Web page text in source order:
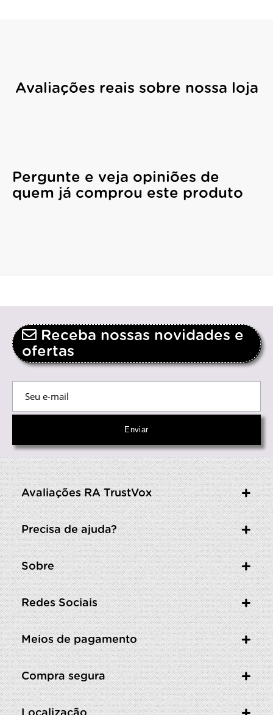
Avaliações reais sobre nossa loja
Pergunte e veja opiniões de
quem já comprou este produto
Receba nossas novidades e
ofertas
Avaliações RA TrustVox
Precisa de ajuda?
Sobre
Redes Sociais
Meios de pagamento
Compra segura